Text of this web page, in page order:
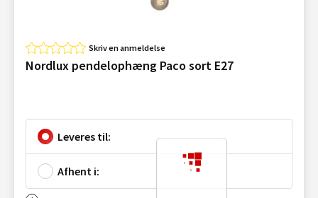
Skriv en anmeldelse
Nordlux pendelophæng Paco sort E27
Leveres til:
Afhent i: